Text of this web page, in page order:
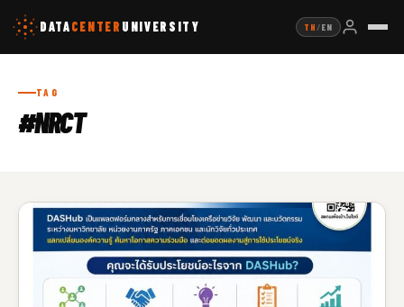
DATACENTER UNIVERSITY TH /EN
TAG
#NRCT